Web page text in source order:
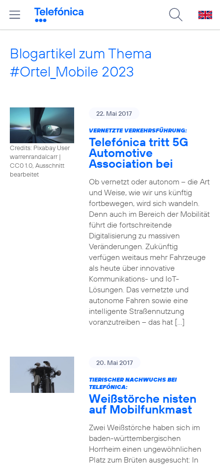
Blogartikel zum Thema
#Ortel_Mobile 2023
Credits: Pixabay User
warrenrandalcarr|
CC0 1.0, Ausschnitt
bearbeitet
22. Mai 2017
VERNETZTE VERKEHRSFÜHRUNG:
Telefónica tritt 5G
Automotive
Association bei
Ob vernetzt oder autonom – die Art
und Weise, wie wir uns künftig
fortbewegen, wird sich wandeln.
Denn auch im Bereich der Mobilität
führt die fortschreitende
Digitalisierung zu massiven
Veränderungen. Zukünftig
verfügen weitaus mehr Fahrzeuge
als heute über innovative
Kommunikations- und IoT-
Lösungen. Das vernetzte und
autonome Fahren sowie eine
intelligente Straßennutzung
voranzutreiben – das hat […]
20. Mai 2017
TIERISCHER NACHWUCHS BEI
TELEFÓNICA:
Weißstörche nisten
auf Mobilfunkmast
Zwei Weißstörche haben sich im
baden-württembergischen
Horrheim einen ungewöhnlichen
Platz zum Brüten ausgesucht: In